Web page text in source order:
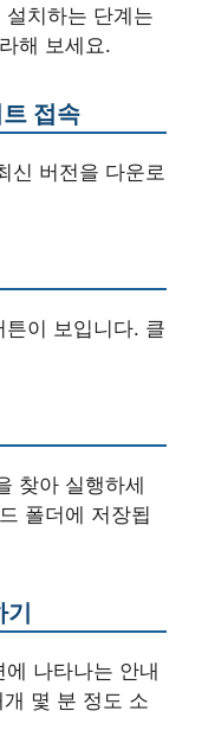
치하는 단계는
해 보세요.
접속
신 버전을 다운로
이 보입니다. 클
찾아 실행하세
폴더에 저장됩
기
나타나는 안내
몇 분 정도 소